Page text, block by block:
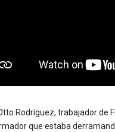
Rodríguez, trabajador de
que estaba